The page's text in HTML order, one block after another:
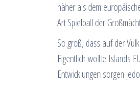
näher als dem
Art Spielball der
So groß, dass auf der
Eigentlich wollte Islands
Entwicklungen sorgen